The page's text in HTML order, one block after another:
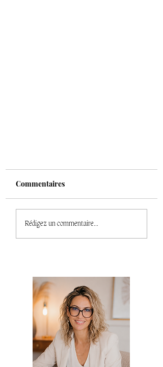
l’élan du corps
Commentaires
Rédigez un commentaire...